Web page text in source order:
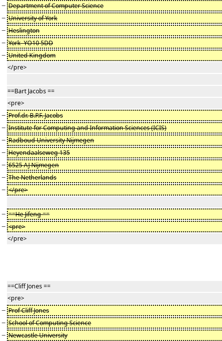
− Department of Computer Science
− University of York
− Heslington
− York YO10 5DD
− United Kingdom
</pre>
==Bart Jacobs ==
<pre>
− Prof.dr. B.P.F. Jacobs
− Institute for Computing and Information Sciences (ICIS)
− Radboud University Nijmegen
− Heyendaalseweg 135
− 6525 AJ Nijmegen
− The Netherlands
− </pre>
− ==He Jifeng ==
− <pre>
</pre>
==Cliff Jones ==
<pre>
− Prof Cliff Jones
− School of Computing Science
− Newcastle University